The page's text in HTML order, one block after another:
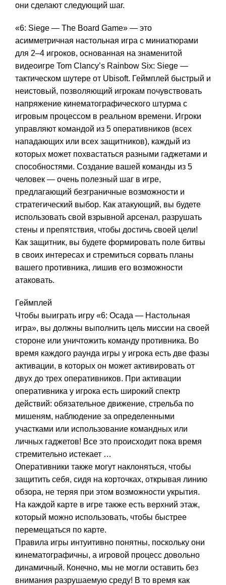
они сделают следующий шаг.
«6: Siege — The Board Game» — это
асимметричная настольная игра с миниатюрами
для 2–4 игроков, основанная на знаменитой
видеоигре Tom Clancy’s Rainbow Six: Siege —
тактическом шутере от Ubisoft. Геймплей быстрый и
неистовый, позволяющий игрокам почувствовать
напряжение кинематографического штурма с
игровым процессом в реальном времени. Игроки
управляют командой из 5 оперативников (всех
нападающих или всех защитников), каждый из
которых может похвастаться разными гаджетами и
способностями. Создание вашей команды из 5
человек — очень полезный шаг в игре,
предлагающий безграничные возможности и
стратегический выбор. Как атакующий, вы будете
использовать свой взрывной арсенал, разрушать
стены и препятствия, чтобы достичь своей цели!
Как защитник, вы будете формировать поле битвы
в своих интересах и стремиться сорвать планы
вашего противника, лишив его возможности
атаковать.
Геймплей
Чтобы выиграть игру «6: Осада — Настольная
игра», вы должны выполнить цель миссии на своей
стороне или уничтожить команду противника. Во
время каждого раунда игры у игрока есть две фазы
активации, в которых он может активировать от
двух до трех оперативников. При активации
оперативника у игрока есть широкий спектр
действий: обязательное движение, стрельба по
мишеням, наблюдение за определенными
участками или использование командных или
личных гаджетов! Все это происходит пока время
стремительно истекает …
Оперативники также могут наклоняться, чтобы
защитить себя, сидя на корточках, открывая линию
обзора, не теряя при этом возможности укрытия.
На каждой карте в игре также есть верхний этаж,
который можно использовать, чтобы быстрее
перемещаться по карте.
Правила игры интуитивно понятны, поскольку они
кинематографичны, а игровой процесс довольно
динамичный. Конечно, мы не могли оставить без
внимания разрушаемую среду! В то время как